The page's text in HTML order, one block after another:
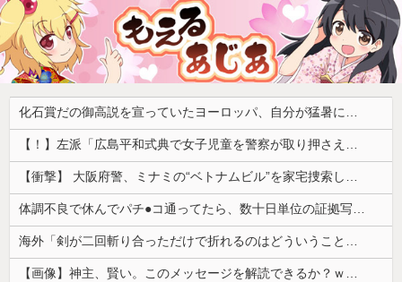
化石賞だの御高説を宣っていたヨーロッパ、自分が猛暑に襲われると為すすべべもなくダメージを受けてしまい……
【！】左派「広島平和式典で女子児童を警察が取り押さえて無理矢理、排除しました！」 → ネット特定班「女児？全学連のプロ活動家では？」
【衝撃】 大阪府警、ミナミの“ベトナムビル”を家宅捜索した結果・・・・・・
体調不良で休んでパチ●コ通ってたら、数十日単位の証拠写真撮られて会社クビになった
海外「剣が二回斬り合っただけで折れるのはどういうことなんだ」満点なのに二度と起動しない理由…
【画像】神主、賢い。このメッセージを解読できるか？ｗｗｗｗ